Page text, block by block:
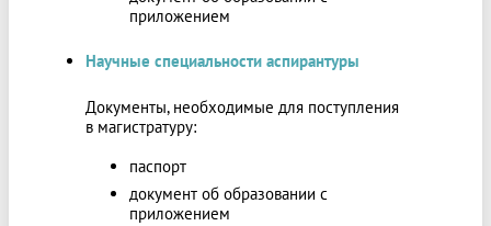
приложением
Научные специальности аспирантуры
Документы, необходимые для поступления
в магистратуру:
паспорт
документ об образовании с
приложением